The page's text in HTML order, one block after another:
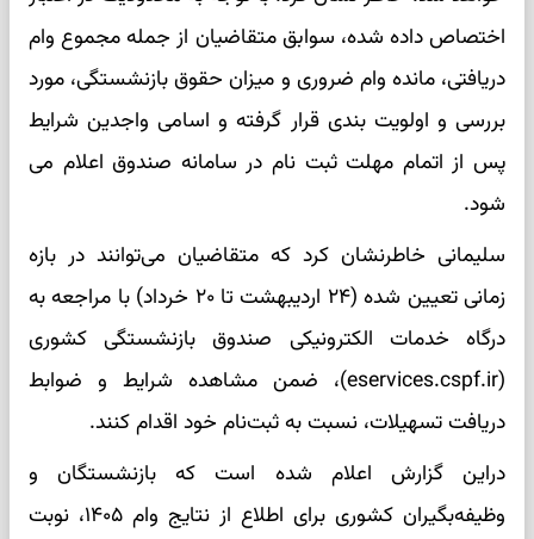
اختصاص داده شده، سوابق متقاضیان از جمله مجموع وام
دریافتی، مانده وام ضروری و میزان حقوق بازنشستگی، مورد
بررسی و اولویت بندی قرار گرفته و اسامی واجدین شرایط
پس از اتمام مهلت ثبت نام در سامانه صندوق اعلام می
شود.
سلیمانی خاطرنشان کرد که متقاضیان می‌توانند در بازه
زمانی تعیین شده (۲۴ اردیبهشت تا ۲۰ خرداد) با مراجعه به
درگاه خدمات الکترونیکی صندوق بازنشستگی کشوری
(eservices.cspf.ir)، ضمن مشاهده شرایط و ضوابط
دریافت تسهیلات، نسبت به ثبت‌نام خود اقدام کنند.
دراین گزارش اعلام شده است که بازنشستگان و
وظیفه‌بگیران کشوری برای اطلاع از نتایج وام ۱۴۰۵، نوبت